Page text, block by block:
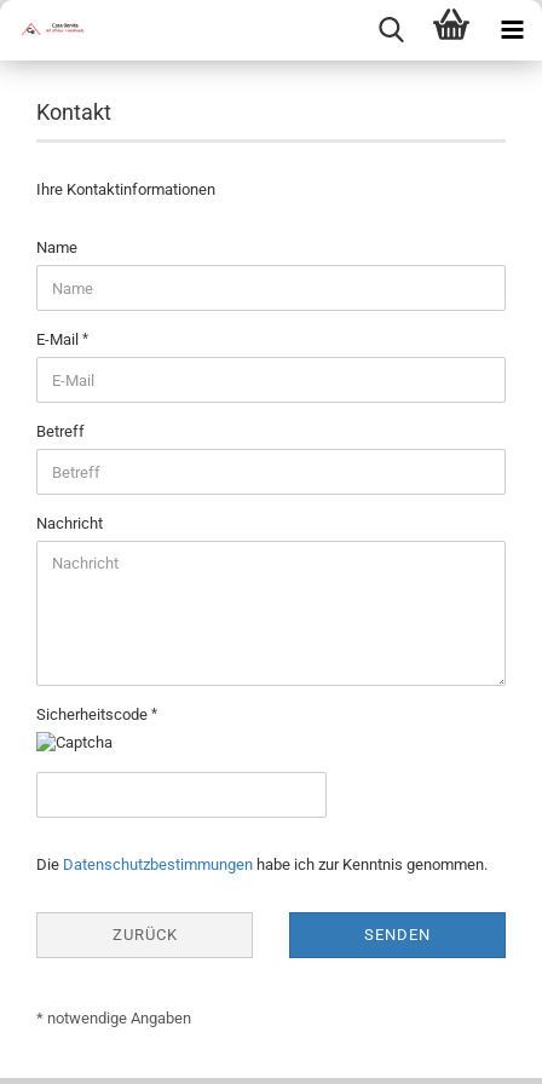
Kontakt
Ihre Kontaktinformationen
KONTAKT
Name
E-Mail
Betreff
Nachricht
Sicherheitscode
DATENSCHUTZBESTIMMUNGEN
Die Datenschutzbestimmungen habe ich zur Kenntnis genommen.
ZURÜCK SENDEN
* notwendige Angaben